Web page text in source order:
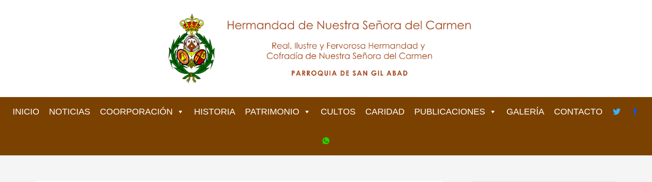
INICIO NOTICIAS COORPORACIÓN HISTORIA PATRIMONIO CULTOS CARIDAD PUBLICACIONES GALERÍA CONTACTO